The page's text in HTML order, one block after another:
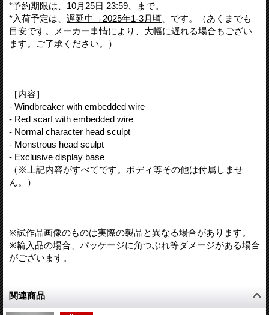
*予約期限は、 10月25日 23:59 、まで。
*入荷予定は、 遅延中→2025年1-3月頃 、です。（あくまでも
目安です。メーカー事情により、大幅に遅れる場合もござい
ます。ご了承ください。）
［内容］
- Windbreaker with embedded wire
- Red scarf with embedded wire
- Normal character head sculpt
- Monstrous head sculpt
- Exclusive display base
（※上記内容がすべてです。ボディ等その他は付属しませ
ん。）
※試作品画像のものは実際の製品と異なる場合があります。
※輸入品の場合、パッケージに角つぶれ等ダメージがある場合
がございます。
関連商品